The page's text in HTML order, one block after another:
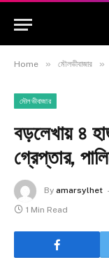
Home » মৌলভীবাজার »
মৌলভীবাজার
বড়লেখায় ৪
গ্রেপ্তার,
By amarsylhet
1 Min Read